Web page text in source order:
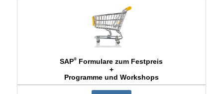
SAP® Formulare zum Festpreis
+
Programme und Workshops